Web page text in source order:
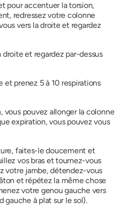
pour accentuer la torsion,
redressez votre colonne
vers la droite et regardez
droite et regardez par-dessus
et prenez 5 à 10 respirations
vous pouvez allonger la colonne
expiration, vous pouvez vous
faites-le doucement et
vos bras et tournez-vous
votre jambe, détendez-vous
et répétez la même chose
votre genou gauche vers
gauche à plat sur le sol).